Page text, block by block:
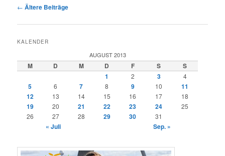
Beitragsnavigation
← Ältere Beiträge
KALENDER
AUGUST 2013
M D M D F S
S
1
2 3 4
5 6 7 8 9 10
11
12
13 14 15 16 17 18
19 20 21 22 23 24
25
26
27 28 29 30 31
« Juli Sep. »